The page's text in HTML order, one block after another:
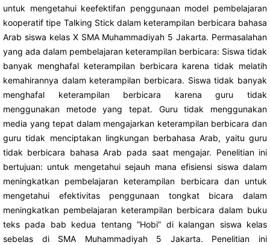
untuk mengetahui keefektifan penggunaan model pembelajaran
kooperatif tipe Talking Stick dalam keterampilan berbicara bahasa
Arab siswa kelas X SMA Muhammadiyah 5 Jakarta. Permasalahan
yang ada dalam pembelajaran keterampilan berbicara: Siswa tidak
banyak menghafal keterampilan berbicara karena tidak melatih
kemahirannya dalam keterampilan berbicara. Siswa tidak banyak
menghafal keterampilan berbicara karena guru tidak
menggunakan metode yang tepat. Guru tidak menggunakan
media yang tepat dalam mengajarkan keterampilan berbicara dan
guru tidak menciptakan lingkungan berbahasa Arab, yaitu guru
tidak berbicara bahasa Arab pada saat mengajar. Penelitian ini
bertujuan: untuk mengetahui sejauh mana efisiensi siswa dalam
meningkatkan pembelajaran keterampilan berbicara dan untuk
mengetahui efektivitas penggunaan tongkat bicara dalam
meningkatkan pembelajaran keterampilan berbicara dalam buku
teks pada bab kedua tentang “Hobi” di kalangan siswa kelas
sebelas di SMA Muhammadiyah 5 Jakarta. Penelitian ini